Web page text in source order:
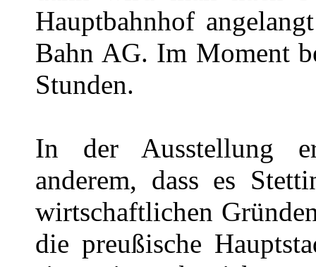
Hauptbahnhof
Bahn AG. Im Moment
Stunden.
In der Ausstellung
anderem, dass es
wirtschaftlichen
die preußische